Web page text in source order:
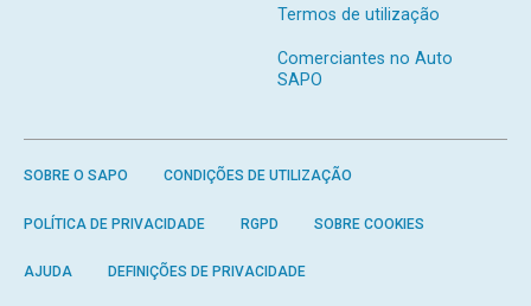
Termos de utilização
Comerciantes no Auto
SAPO
SOBRE O SAPO CONDIÇÕES DE UTILIZAÇÃO
POLÍTICA DE PRIVACIDADE RGPD SOBRE COOKIES
AJUDA DEFINIÇÕES DE PRIVACIDADE